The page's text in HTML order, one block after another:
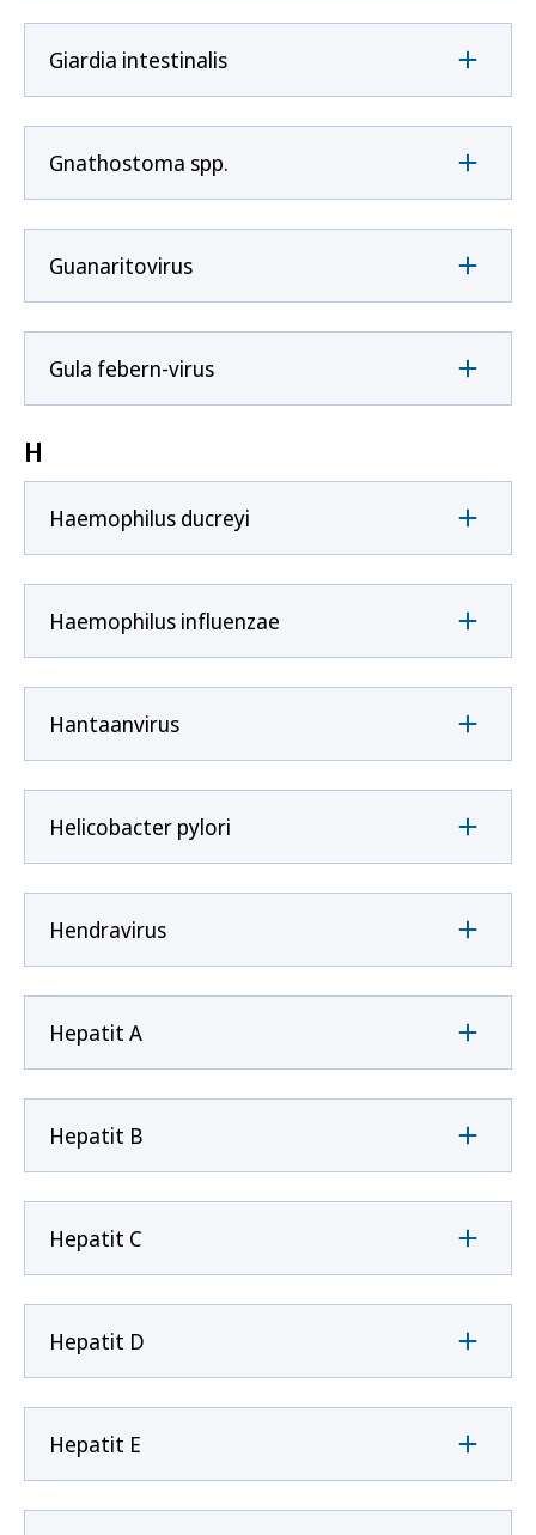
Giardia intestinalis
Gnathostoma spp.
Guanaritovirus
Gula febern-virus
H
Haemophilus ducreyi
Haemophilus influenzae
Hantaanvirus
Helicobacter pylori
Hendravirus
Hepatit A
Hepatit B
Hepatit C
Hepatit D
Hepatit E